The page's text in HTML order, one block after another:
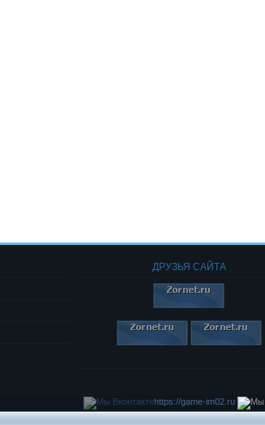
ДРУЗЬЯ САЙТА
https://game-im02.ru